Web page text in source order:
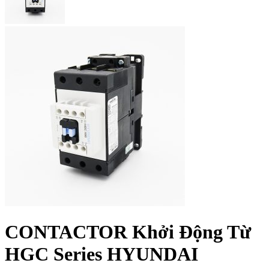
CONTACTOR Khởi Động Từ
HGC Series HYUNDAI